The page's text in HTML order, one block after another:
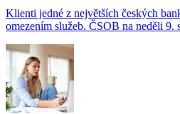
Klienti jedné z největších českých
omezením služeb. ČSOB na neděli 9.